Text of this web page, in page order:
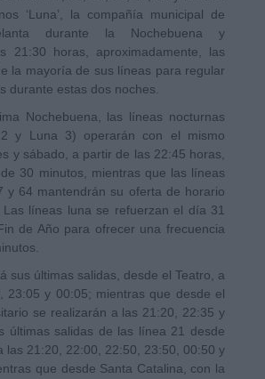
‘Luna’, la compañía municipal de
durante la Nochebuena y
21:30 horas, aproximadamente, las
la mayoría de sus líneas para regular
durante estas dos noches.
Nochebuena, las líneas nocturnas
y Luna 3) operarán con el mismo
y sábado, a partir de las 22:45 horas,
30 minutos, mientras que las líneas
y 64 mantendrán su oferta de horario
Las líneas luna se refuerzan el día 31
de Año para ofrecer una frecuencia
sus últimas salidas, desde el Teatro, a
23:05 y 00:05; mientras que desde el
se realizarán a las 21:20, 22:35 y
últimas salidas de las línea 21 desde
las 21:20, 22:00, 22:50, 23:50, 00:50 y
que desde Santa Catalina, con la